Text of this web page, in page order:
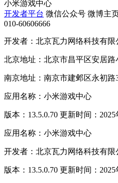
小米游戏中心
开发者平台 微信公众号 微博主
010-60606666
开发者：北京瓦力网络科技有限
北京地址：北京市昌平区安居路
南京地址：南京市建邺区永初路
应用名称：小米游戏中心
版本：13.5.0.70 更新时间：2025
应用名称：小米游戏中心
开发者：北京瓦力网络科技有限
版本：13.5.0.70 更新时间：2025